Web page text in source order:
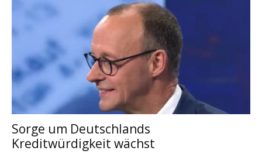
Sorge um Deutschlands
Kreditwürdigkeit wächst